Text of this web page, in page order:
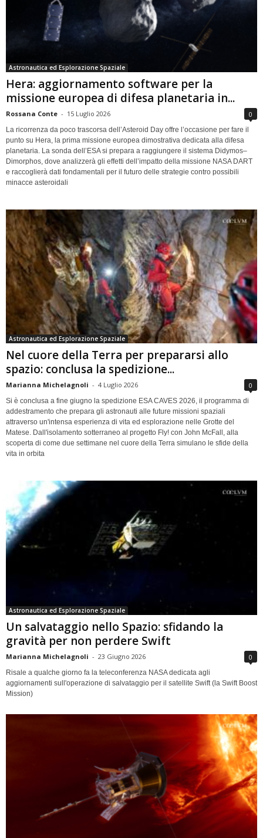
Astronautica ed Esplorazione Spaziale
Hera: aggiornamento software per la
missione europea di difesa planetaria in...
Rossana Conte - 15 Luglio 2026 0
La ricorrenza da poco trascorsa dell’Asteroid Day offre l’occasione per fare il
punto su Hera, la prima missione europea dimostrativa dedicata alla difesa
planetaria. La sonda dell’ESA si prepara a raggiungere il sistema Didymos–
Dimorphos, dove analizzerà gli effetti dell’impatto della missione NASA DART
e raccoglierà dati fondamentali per il futuro delle strategie contro possibili
minacce asteroidali
Astronautica ed Esplorazione Spaziale
Nel cuore della Terra per prepararsi allo
spazio: conclusa la spedizione...
Marianna Michelagnoli - 4 Luglio 2026 0
Si è conclusa a fine giugno la spedizione ESA CAVES 2026, il programma di
addestramento che prepara gli astronauti alle future missioni spaziali
attraverso un'intensa esperienza di vita ed esplorazione nelle Grotte del
Matese. Dall'isolamento sotterraneo al progetto Fly! con John McFall, alla
scoperta di come due settimane nel cuore della Terra simulano le sfide della
vita in orbita
Astronautica ed Esplorazione Spaziale
Un salvataggio nello Spazio: sfidando la
gravità per non perdere Swift
Marianna Michelagnoli - 23 Giugno 2026 0
Risale a qualche giorno fa la teleconferenza NASA dedicata agli
aggiornamenti sull'operazione di salvataggio per il satellite Swift (la Swift Boost
Mission)